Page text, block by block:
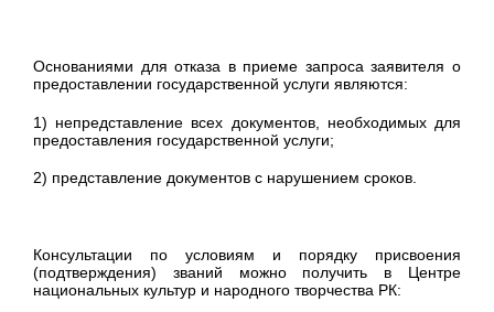
Основаниями для отказа в приеме запроса заявителя о
предоставлении государственной услуги являются:
1) непредставление всех документов, необходимых для
предоставления государственной услуги;
2) представление документов с нарушением сроков.
Консультации по условиям и порядку присвоения
(подтверждения) званий можно получить в Центре
национальных культур и народного творчества РК: